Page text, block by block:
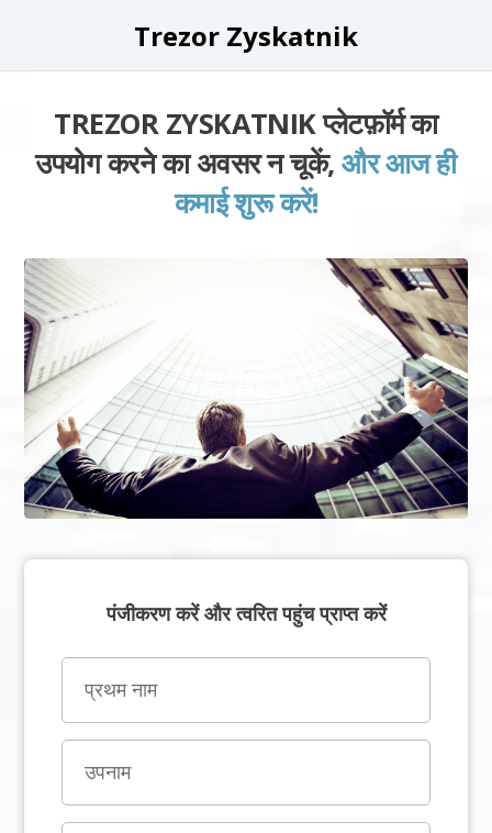
Trezor Zyskatnik
TREZOR ZYSKATNIK प्लेटफ़ॉर्म का
उपयोग करने का अवसर न चूकें,और आज ही
कमाई शुरू करें!
पंजीकरण करें और त्वरित पहुंच प्राप्त करें